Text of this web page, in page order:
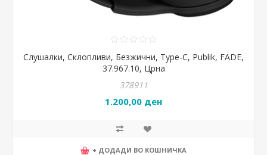
Слушалки, Склопливи, Безжични, Type-C, Publik, FADE,
37.967.10, Црна
378911
1.200,00 ден
+ ДОДАДИ ВО КОШНИЧКА